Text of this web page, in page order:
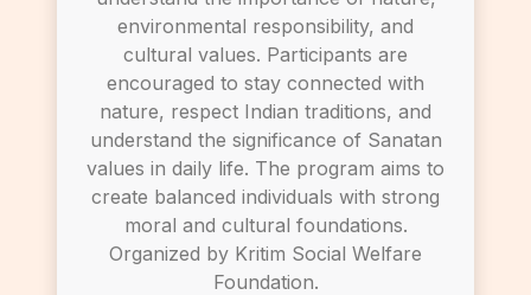
environmental responsibility, and
cultural values. Participants are
encouraged to stay connected with
nature, respect Indian traditions, and
understand the significance of Sanatan
values in daily life. The program aims to
create balanced individuals with strong
moral and cultural foundations.
Organized by Kritim Social Welfare
Foundation.